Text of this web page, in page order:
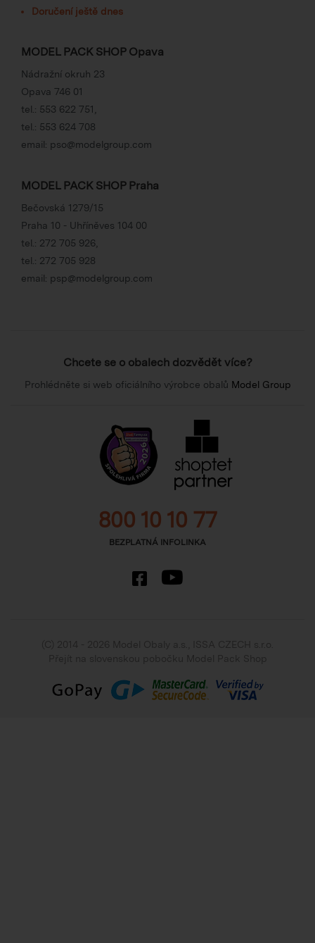
Doručení ještě dnes
MODEL PACK SHOP Opava
Nádražní okruh 23
Opava 746 01
tel.: 553 622 751
tel.: 553 624 708
email: pso@modelgroup.com
MODEL PACK SHOP Praha
Bečovská 1279/15
Praha 10 - Uhříněves 104 00
tel.: 272 705 926
tel.: 272 705 928
email: psp@modelgroup.com
Chcete se o obalech dozvědět více?
Prohlédněte si web oficiálního výrobce obalů Model Group
800 10 10 77
BEZPLATNÁ INFOLINKA